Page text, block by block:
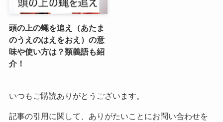
頭の上の蠅を追え（あたま
のうえのはえをおえ）の意
味や使い方は？類義語も紹
介！
いつもご購読ありがとうございます。
記事の引用に関して、ありがたいことにお問い合わせを